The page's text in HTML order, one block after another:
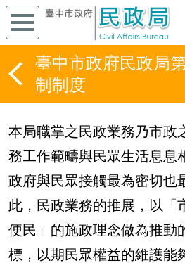
臺中市政府民政局
制制度
本局職掌之民政業務乃市政
務工作範疇與民眾生活息息
政府與民眾接觸最為密切也
此，民政業務的推展，以「
便民」的施政理念做為推動
標，以期民眾權益的維護能